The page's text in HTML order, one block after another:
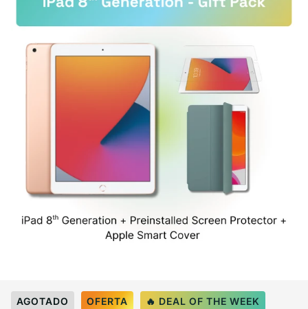
Select Color: Space Gray
AGOTADO OFERTA 🔥 DEAL OF THE WEEK